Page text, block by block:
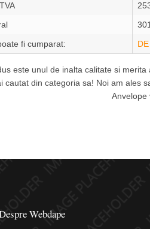
fi cumparat:
este unul de inalta calitate si
cautat din categoria sa! Noi am ales
Anvelope
Webdape